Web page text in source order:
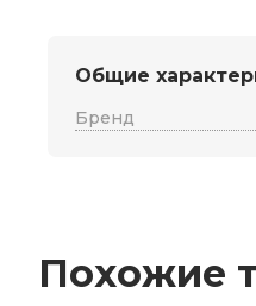
Общие
Бренд
Похожие